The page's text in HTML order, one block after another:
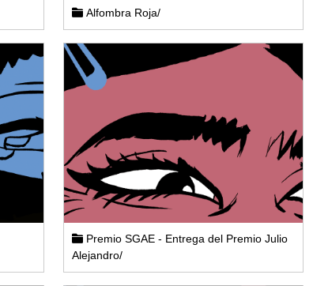
Alfombra Roja/
Premio SGAE - Entrega del Premio Julio
Alejandro/